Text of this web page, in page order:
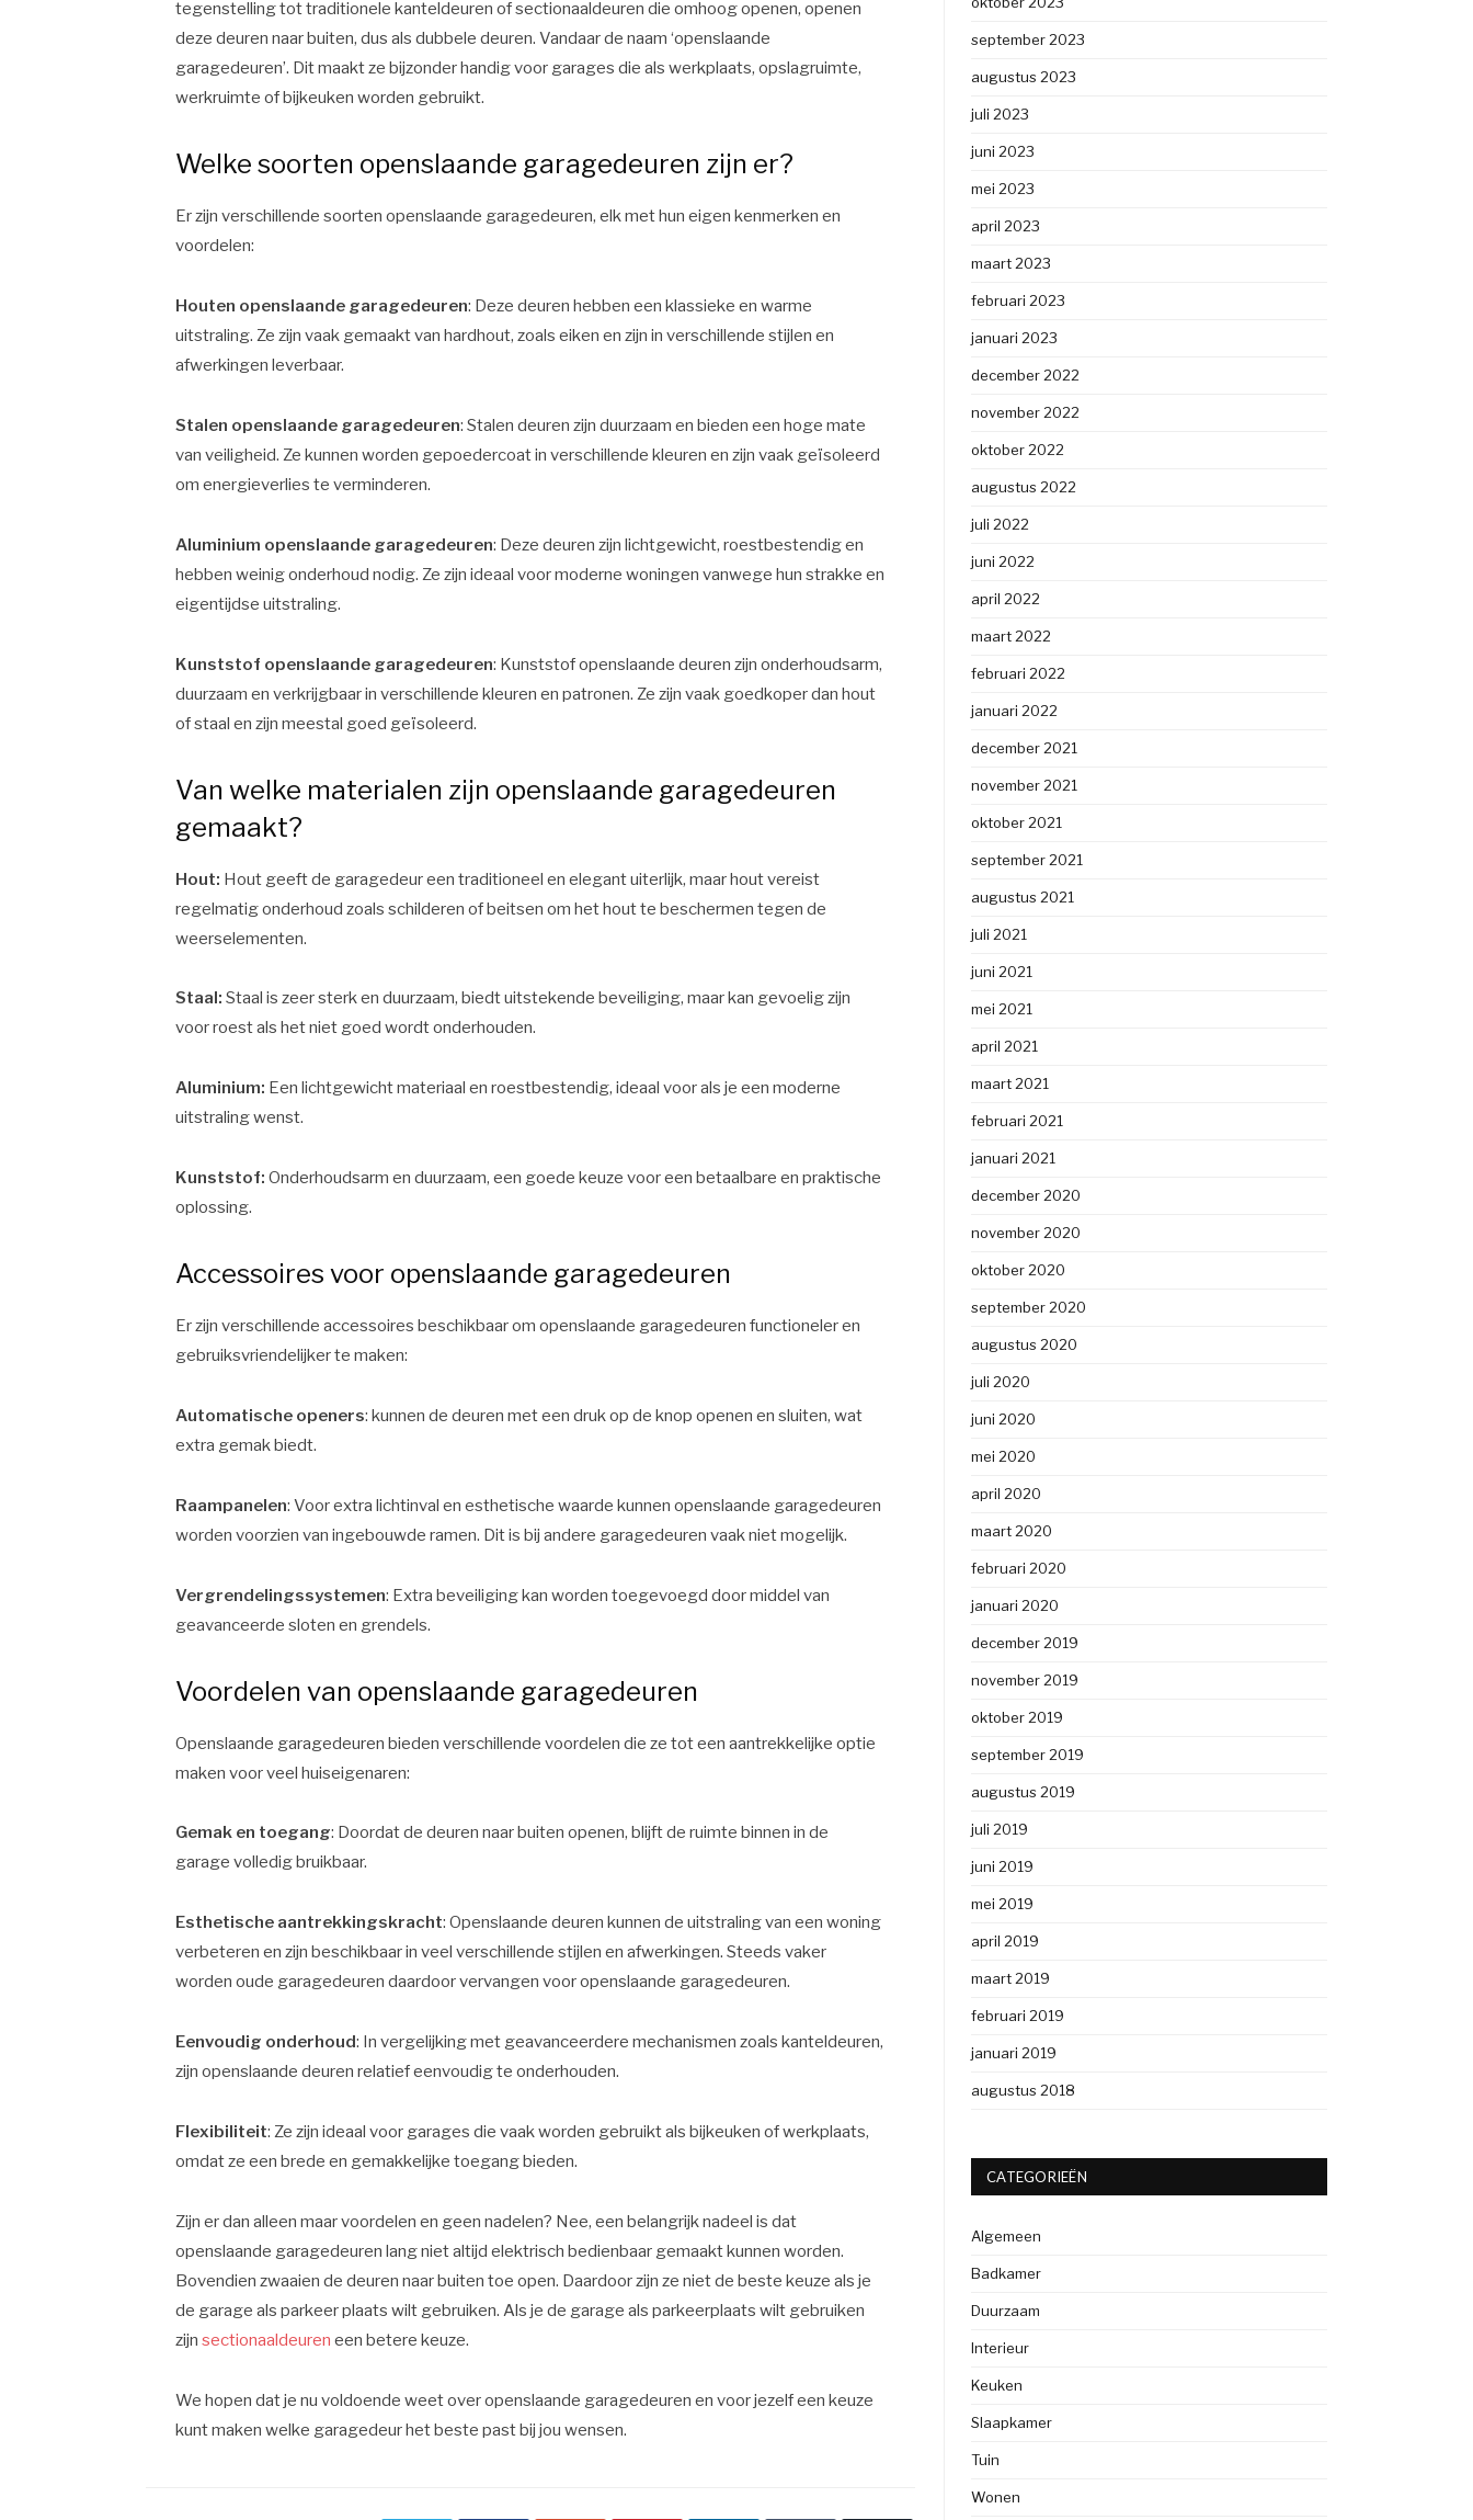
tegenstelling tot traditionele kanteldeuren of sectionaaldeuren die omhoog openen, openen
deze deuren naar buiten, dus als dubbele deuren. Vandaar de naam ‘openslaande
garagedeuren’. Dit maakt ze bijzonder handig voor garages die als werkplaats, opslagruimte,
werkruimte of bijkeuken worden gebruikt.
Welke soorten openslaande garagedeuren zijn er?
Er zijn verschillende soorten openslaande garagedeuren, elk met hun eigen kenmerken en
voordelen:
Houten openslaande garagedeuren: Deze deuren hebben een klassieke en warme
uitstraling. Ze zijn vaak gemaakt van hardhout, zoals eiken en zijn in verschillende stijlen en
afwerkingen leverbaar.
Stalen openslaande garagedeuren: Stalen deuren zijn duurzaam en bieden een hoge mate
van veiligheid. Ze kunnen worden gepoedercoat in verschillende kleuren en zijn vaak geïsoleerd
om energieverlies te verminderen.
Aluminium openslaande garagedeuren: Deze deuren zijn lichtgewicht, roestbestendig en
hebben weinig onderhoud nodig. Ze zijn ideaal voor moderne woningen vanwege hun strakke en
eigentijdse uitstraling.
Kunststof openslaande garagedeuren: Kunststof openslaande deuren zijn onderhoudsarm,
duurzaam en verkrijgbaar in verschillende kleuren en patronen. Ze zijn vaak goedkoper dan hout
of staal en zijn meestal goed geïsoleerd.
Van welke materialen zijn openslaande garagedeuren
gemaakt?
Hout: Hout geeft de garagedeur een traditioneel en elegant uiterlijk, maar hout vereist
regelmatig onderhoud zoals schilderen of beitsen om het hout te beschermen tegen de
weerselementen.
Staal: Staal is zeer sterk en duurzaam, biedt uitstekende beveiliging, maar kan gevoelig zijn
voor roest als het niet goed wordt onderhouden.
Aluminium: Een lichtgewicht materiaal en roestbestendig, ideaal voor als je een moderne
uitstraling wenst.
Kunststof: Onderhoudsarm en duurzaam, een goede keuze voor een betaalbare en praktische
oplossing.
Accessoires voor openslaande garagedeuren
Er zijn verschillende accessoires beschikbaar om openslaande garagedeuren functioneler en
gebruiksvriendelijker te maken:
Automatische openers: kunnen de deuren met een druk op de knop openen en sluiten, wat
extra gemak biedt.
Raampanelen: Voor extra lichtinval en esthetische waarde kunnen openslaande garagedeuren
worden voorzien van ingebouwde ramen. Dit is bij andere garagedeuren vaak niet mogelijk.
Vergrendelingssystemen: Extra beveiliging kan worden toegevoegd door middel van
geavanceerde sloten en grendels.
Voordelen van openslaande garagedeuren
Openslaande garagedeuren bieden verschillende voordelen die ze tot een aantrekkelijke optie
maken voor veel huiseigenaren:
Gemak en toegang: Doordat de deuren naar buiten openen, blijft de ruimte binnen in de
garage volledig bruikbaar.
Esthetische aantrekkingskracht: Openslaande deuren kunnen de uitstraling van een woning
verbeteren en zijn beschikbaar in veel verschillende stijlen en afwerkingen. Steeds vaker
worden oude garagedeuren daardoor vervangen voor openslaande garagedeuren.
Eenvoudig onderhoud: In vergelijking met geavanceerdere mechanismen zoals kanteldeuren,
zijn openslaande deuren relatief eenvoudig te onderhouden.
Flexibiliteit: Ze zijn ideaal voor garages die vaak worden gebruikt als bijkeuken of werkplaats,
omdat ze een brede en gemakkelijke toegang bieden.
Zijn er dan alleen maar voordelen en geen nadelen? Nee, een belangrijk nadeel is dat
openslaande garagedeuren lang niet altijd elektrisch bedienbaar gemaakt kunnen worden.
Bovendien zwaaien de deuren naar buiten toe open. Daardoor zijn ze niet de beste keuze als je
de garage als parkeer plaats wilt gebruiken. Als je de garage als parkeerplaats wilt gebruiken
zijnsectionaaldeuren een betere keuze.
We hopen dat je nu voldoende weet over openslaande garagedeuren en voor jezelf een keuze
kunt maken welke garagedeur het beste past bij jou wensen.
september 2023
augustus 2023
juli 2023
juni 2023
mei 2023
april 2023
maart 2023
februari 2023
januari 2023
december 2022
november 2022
oktober 2022
augustus 2022
juli 2022
juni 2022
april 2022
maart 2022
februari 2022
januari 2022
december 2021
november 2021
oktober 2021
september 2021
augustus 2021
juli 2021
juni 2021
mei 2021
april 2021
maart 2021
februari 2021
januari 2021
december 2020
november 2020
oktober 2020
september 2020
augustus 2020
juli 2020
juni 2020
mei 2020
april 2020
maart 2020
februari 2020
januari 2020
december 2019
november 2019
oktober 2019
september 2019
augustus 2019
juli 2019
juni 2019
mei 2019
april 2019
maart 2019
februari 2019
januari 2019
augustus 2018
CATEGORIEËN
Algemeen
Badkamer
Duurzaam
Interieur
Keuken
Slaapkamer
Tuin
Wonen